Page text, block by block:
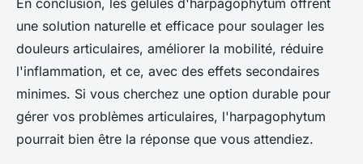
une solution naturelle et efficace pour soulager les
douleurs articulaires, améliorer la mobilité, réduire
l'inflammation, et ce, avec des effets secondaires
minimes. Si vous cherchez une option durable pour
gérer vos problèmes articulaires, l'harpagophytum
pourrait bien être la réponse que vous attendiez.